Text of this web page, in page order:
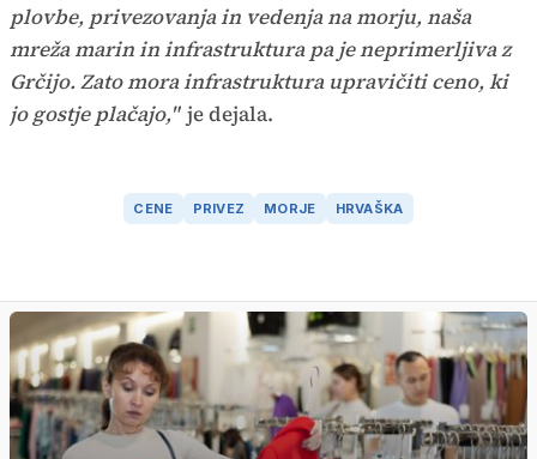
plovbe, privezovanja in vedenja na morju, naša
mreža marin in infrastruktura pa je neprimerljiva z
Grčijo. Zato mora infrastruktura upravičiti ceno, ki
jo gostje plačajo," je dejala.
CENE PRIVEZ MORJE HRVAŠKA